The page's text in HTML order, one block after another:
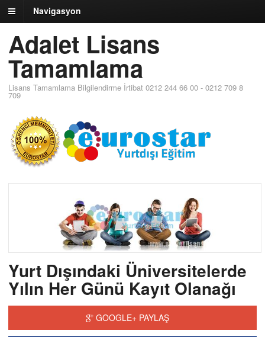
Navigasyon
Adalet Lisans
Tamamlama
Lisans Tamamlama Bilgilendirme İrtibat 0212 244 66 00 - 0212 709 8
709
Yurt Dışındaki Üniversitelerde
Yılın Her Günü Kayıt Olanağı
GOOGLE+ PAYLAŞ